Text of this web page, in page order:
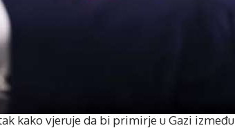
kako vjeruje da bi primirje u Gazi između